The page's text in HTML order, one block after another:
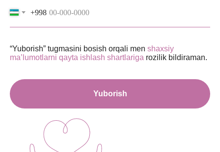
+998
“Yuborish” tugmasini bosish orqali men shaxsiy
ma’lumotlarni qayta ishlash shartlariga rozilik bildiraman.
Yuborish